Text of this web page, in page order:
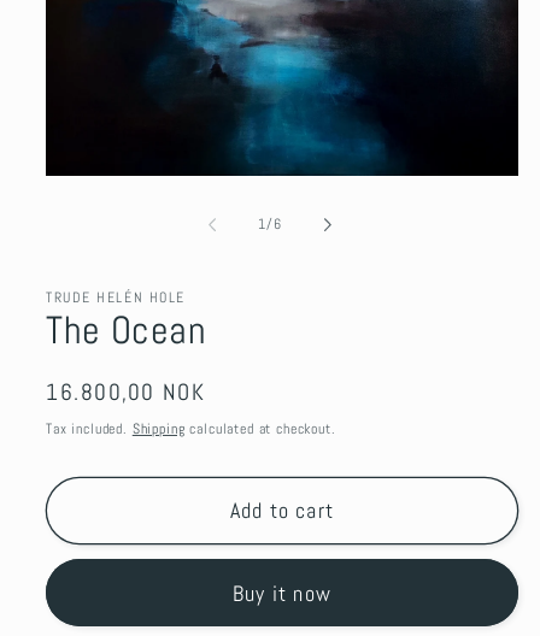
1/of6
TRUDE HELÉN HOLE
The Ocean
Regular
price
16.800,00 NOK
Tax included. Shipping calculated at checkout.
Add to cart
Buy it now